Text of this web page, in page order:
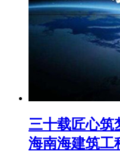
三十载匠心
海南海建筑工